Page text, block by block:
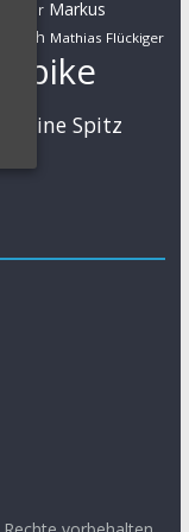
Bauer Markus
Gluth Mathias Flückiger
Sabine Spitz